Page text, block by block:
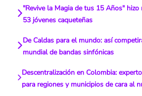
"Revive la Magia de tus 15 Años"
53 jóvenes caqueteñas
De Caldas para el mundo: así
mundial de bandas sinfónicas
Descentralización en Colombia:
para regiones y municipios de cara al